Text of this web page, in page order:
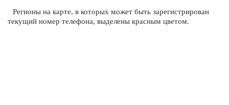
Регионы на карте, в которых может быть зарегистрирован
текущий номер телефона, выделены красным цветом.